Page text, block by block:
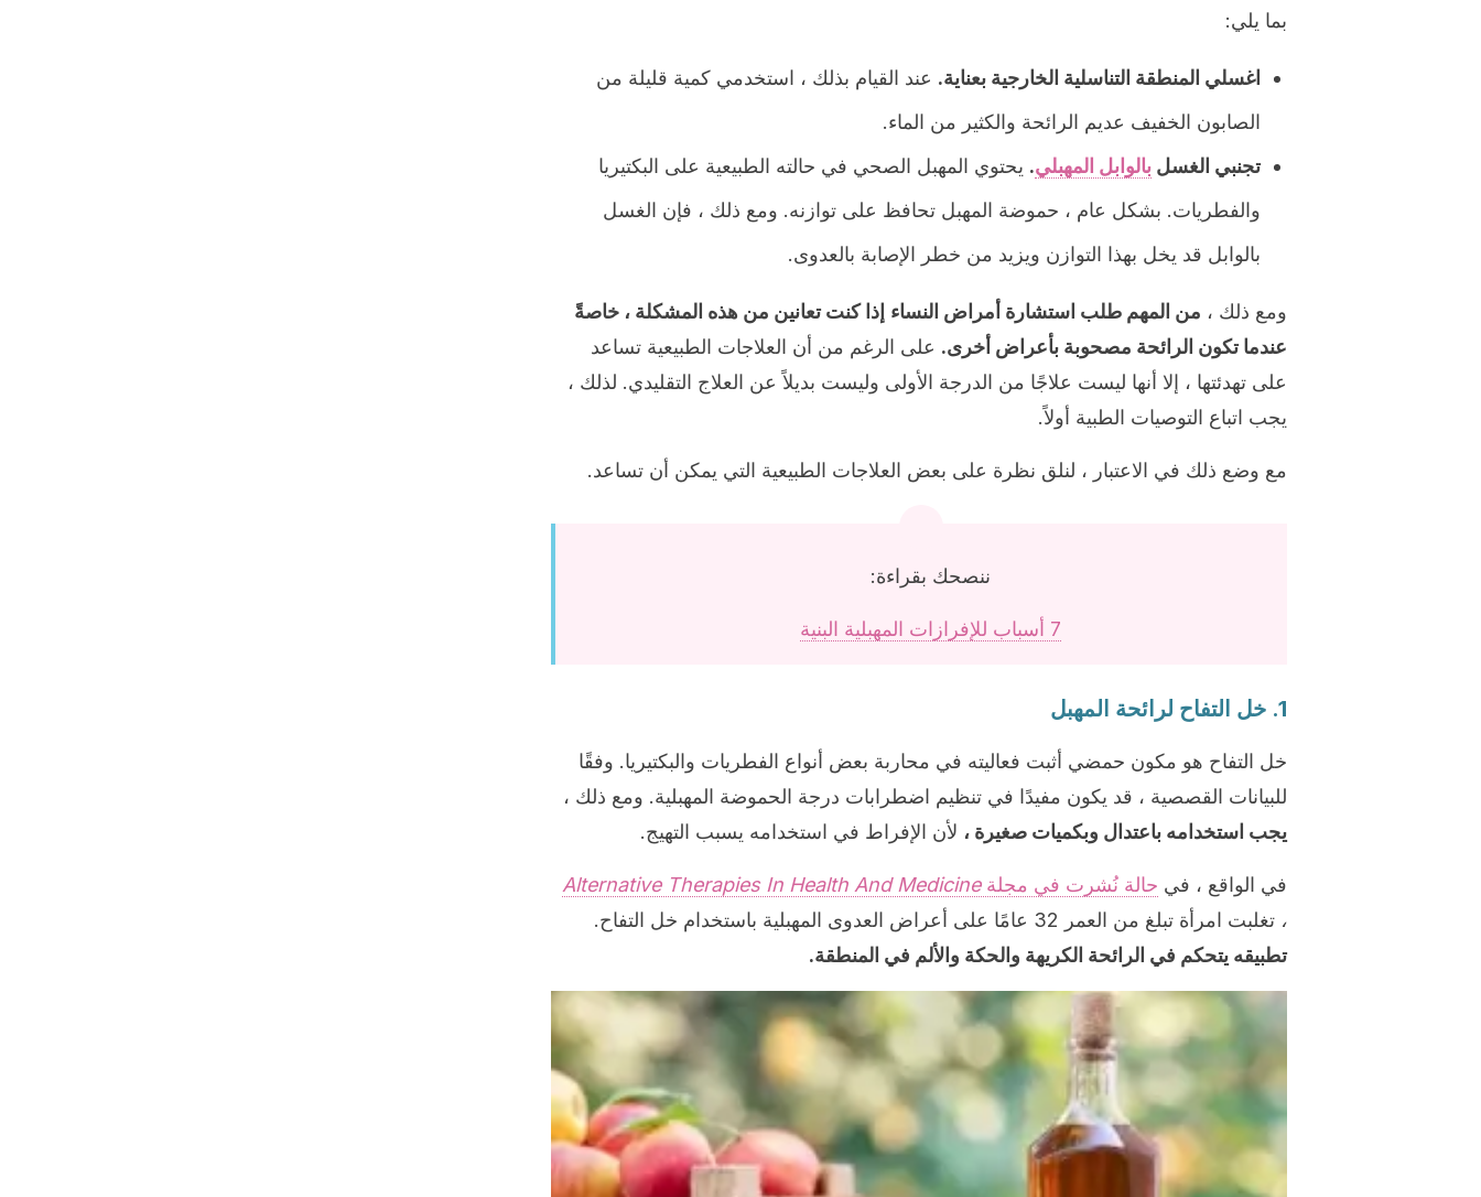
بما يلي:
اغسلي المنطقة التناسلية الخارجية بعناية. عند القيام بذلك ، استخدمي كمية قليلة من
الصابون الخفيف عديم الرائحة والكثير من الماء.
تجنبي الغسل بالوابل المهبلي. يحتوي المهبل الصحي في حالته الطبيعية على البكتيريا
والفطريات. بشكل عام ، حموضة المهبل تحافظ على توازنه. ومع ذلك ، فإن الغسل
بالوابل قد يخل بهذا التوازن ويزيد من خطر الإصابة بالعدوى.
ومع ذلك ، من المهم طلب استشارة أمراض النساء إذا كنت تعانين من هذه المشكلة ، خاصةً
عندما تكون الرائحة مصحوبة بأعراض أخرى. على الرغم من أن العلاجات الطبيعية تساعد
على تهدئتها ، إلا أنها ليست علاجًا من الدرجة الأولى وليست بديلاً عن العلاج التقليدي. لذلك ،
يجب اتباع التوصيات الطبية أولاً.
مع وضع ذلك في الاعتبار ، لنلق نظرة على بعض العلاجات الطبيعية التي يمكن أن تساعد.
ننصحك بقراءة:
7 أسباب للإفرازات المهبلية البنية
1. خل التفاح لرائحة المهبل
خل التفاح هو مكون حمضي أثبت فعاليته في محاربة بعض أنواع الفطريات والبكتيريا. وفقًا
للبيانات القصصية ، قد يكون مفيدًا في تنظيم اضطرابات درجة الحموضة المهبلية. ومع ذلك ،
يجب استخدامه باعتدال وبكميات صغيرة ، لأن الإفراط في استخدامه يسبب التهيج.
في الواقع ، في حالة نُشرت في مجلةAlternative Therapies In Health And Medicine
، تغلبت امرأة تبلغ من العمر 32 عامًا على أعراض العدوى المهبلية باستخدام خل التفاح.
تطبيقه يتحكم في الرائحة الكريهة والحكة والألم في المنطقة.